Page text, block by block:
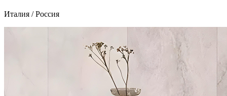
Италия / Россия